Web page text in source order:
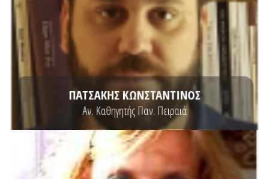
ΠΑΤΣΑΚΗΣ ΚΩΝΣΤΑΝΤΙΝΟΣ
Αν. Καθηγητής Παν. Πειραιά
Ο Κωνσταντίνος Πατσάκης είναι Αναπληρωτής Καθηγητής στο Τμήμα
Πληροφορικής του Πανεπιστημίου Πειραιώς. Κατέχει πτυχίο
Μαθηματικών από το Εθνικό Καποδιστριακό Πανεπιστήμιο Αθηνών,
μεταπτυχιακό στην ασφάλεια πληροφοριών από το Royal Holloway,
University of London και διδακτορικό δίπλωμα στην ασφάλεια
πληροφοριών από το Πανεπιστήμιο Πειραιώς.
ΒΙΟΓΡΑΦΙΚΟ